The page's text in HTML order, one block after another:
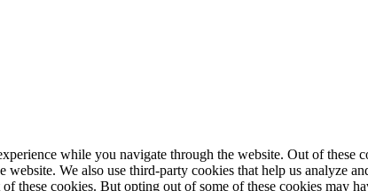
while you navigate through the website. Out of these
We also use third-party cookies that help us analyze
these cookies. But opting out of some of these cookies may